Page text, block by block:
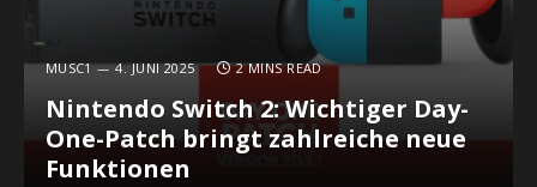
MUSC1 4. JUNI 2025 2 MINS READ
Nintendo Switch 2: Wichtiger Day-
One-Patch bringt zahlreiche neue
Funktionen